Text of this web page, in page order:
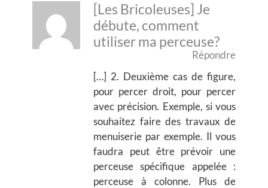
[Les Bricoleuses] Je
débute, comment
utiliser ma perceuse?
Répondre
[…] 2. Deuxième cas de figure,
pour percer droit, pour percer
avec précision. Exemple, si vous
souhaitez faire des travaux de
menuiserie par exemple. Il vous
faudra peut être prévoir une
perceuse spécifique appelée :
perceuse à colonne. Plus de